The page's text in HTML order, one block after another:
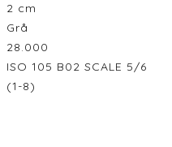
2 cm
Grå
28.000
ISO 105 B02 SCALE 5/6
(1-8)